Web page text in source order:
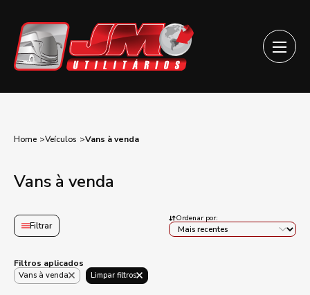
Home Veículos Vans à venda
Vans à venda
Filtrar
Filtros aplicados
Vans à venda Limpar filtros
Ordenar por: